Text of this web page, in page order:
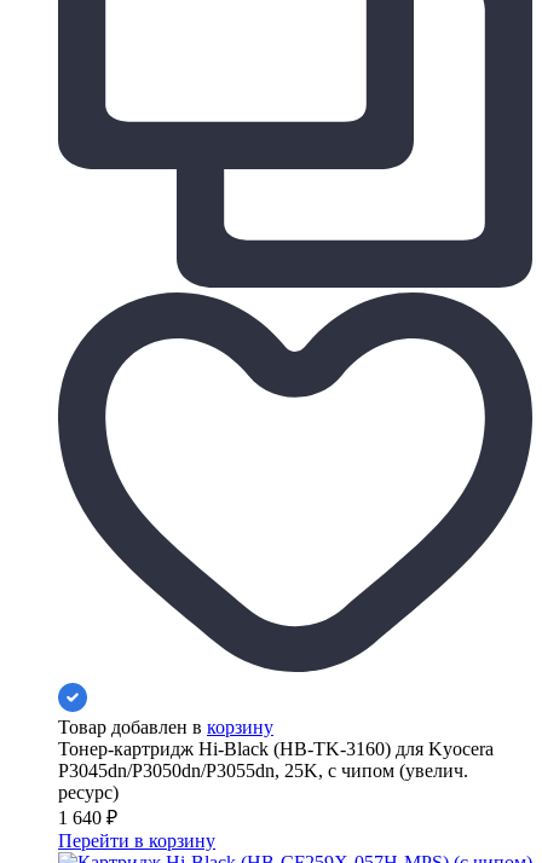
Товар добавлен в корзину
Тонер-картридж Hi-Black (HB-TK-3160) для Kyocera
P3045dn/P3050dn/P3055dn, 25K, с чипом (увелич.
ресурс)
1 640 ₽
Перейти в корзину